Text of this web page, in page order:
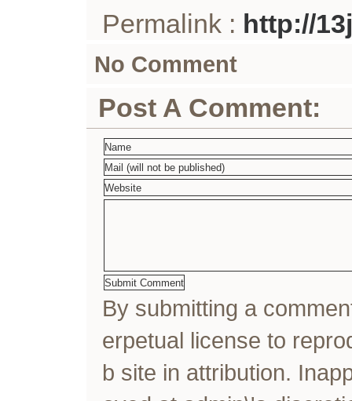
Permalink : http://
No Comment
Post A Comment:
By submitting a
erpetual license to
b site in attribution.